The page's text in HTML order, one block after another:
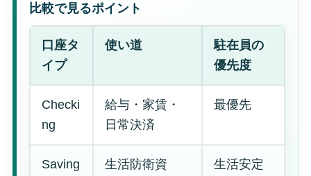
比較で見るポイント
口座タ
イプ
使い道
駐在員の
優先度
Checki
ng
給与・家賃・
日常決済
最優先
Saving
生活防衛資
生活安定